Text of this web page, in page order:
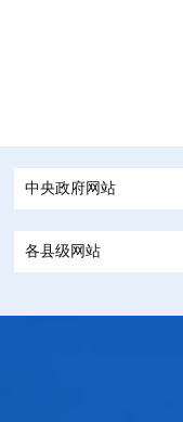
中央政府网站
各县级网站